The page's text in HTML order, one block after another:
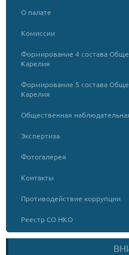
О палате
Комиссии
Формирование 4 состава
Карелия
Формирование 5 состава
Карелия
Общественная
Экспертиза
Фотогалерея
Контакты
Противодействие коррупции
Реестр СО НКО